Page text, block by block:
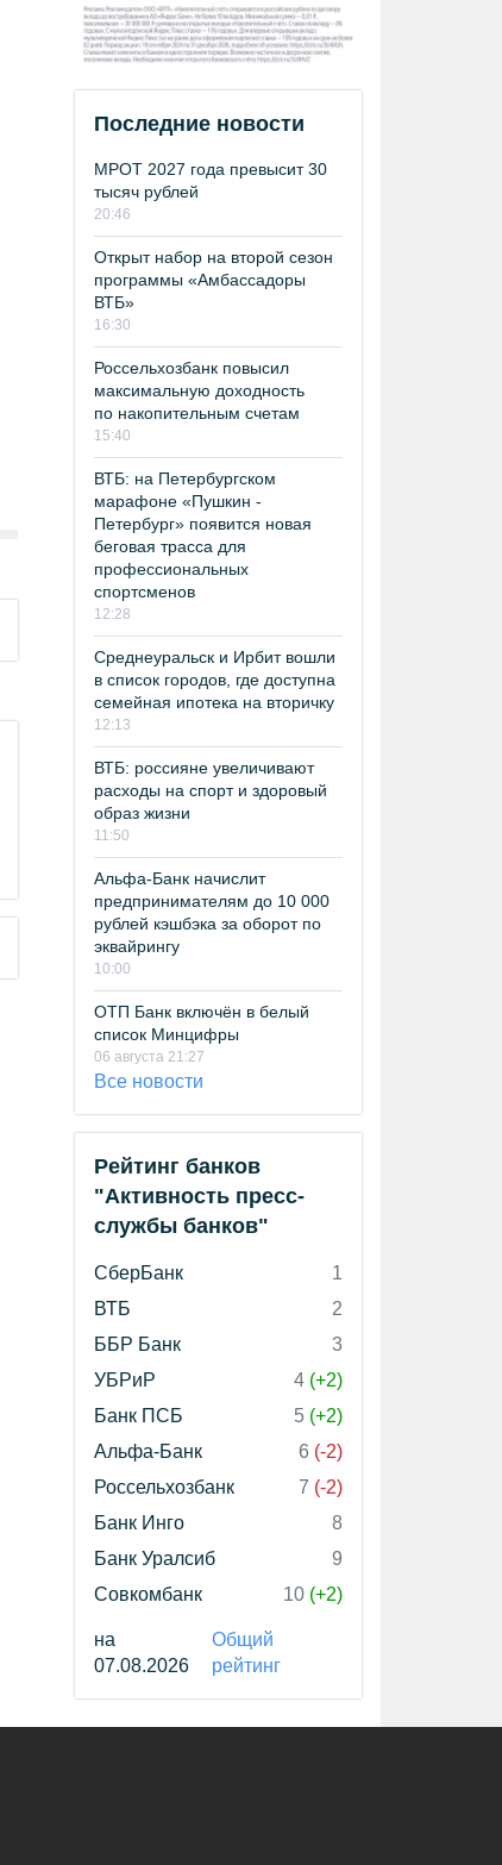
Последние новости
МРОТ 2027 года превысит 30
тысяч рублей
20:46
Открыт набор на второй сезон
программы «Амбассадоры
ВТБ»
16:30
Россельхозбанк повысил
максимальную доходность
по накопительным счетам
15:40
ВТБ: на Петербургском
марафоне «Пушкин -
Петербург» появится новая
беговая трасса для
профессиональных
спортсменов
12:28
Среднеуральск и Ирбит вошли
в список городов, где доступна
семейная ипотека на вторичку
12:13
ВТБ: россияне увеличивают
расходы на спорт и здоровый
образ жизни
11:50
Альфа-Банк начислит
предпринимателям до 10 000
рублей кэшбэка за оборот по
эквайрингу
10:00
ОТП Банк включён в белый
список Минцифры
06 августа 21:27
Все новости
Рейтинг банков
"Активность пресс-
службы банков"
СберБанк
1
ВТБ
2
ББР Банк
3
УБРиР
4 (+2)
Банк ПСБ
5 (+2)
Альфа-Банк
6 (-2)
Россельхозбанк
7 (-2)
Банк Инго
8
Банк Уралсиб
9
Совкомбанк
10 (+2)
на
07.08.2026
Общий
рейтинг